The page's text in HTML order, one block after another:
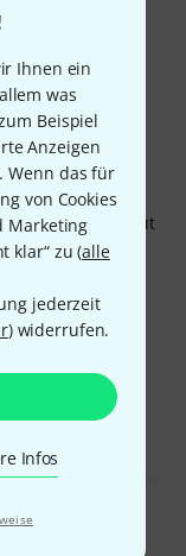
Ihnen ein
was
Beispiel
Anzeigen
Wenn das für
von Cookies
Marketing
klar“ zu (alle
jederzeit
) widerrufen.
Infos
Cello auch mal
$ Carbon-Case
Rennwagen baut
Kinder werden
„Schutz“
gekauft. Die